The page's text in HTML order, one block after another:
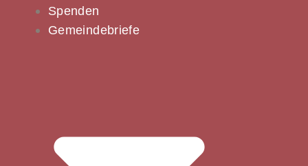
Spenden
Gemeindebriefe